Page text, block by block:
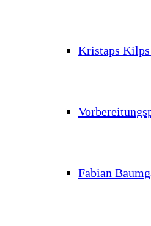
Kristaps
Fabian